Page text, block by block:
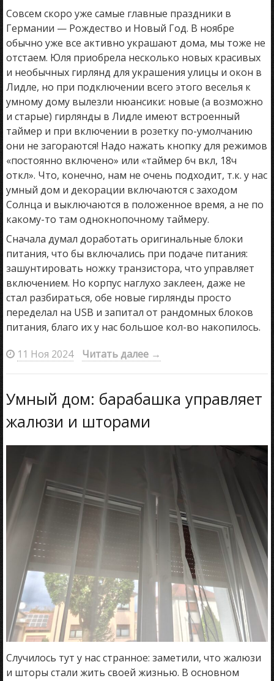
Совсем скоро уже самые главные праздники в
Германии — Рождество и Новый Год. В ноябре
обычно уже все активно украшают дома, мы тоже не
отстаем. Юля приобрела несколько новых красивых
и необычных гирлянд для украшения улицы и окон в
Лидле, но при подключении всего этого веселья к
умному дому вылезли нюансики: новые (а возможно
и старые) гирлянды в Лидле имеют встроенный
таймер и при включении в розетку по-умолчанию
они не загораются! Надо нажать кнопку для режимов
«постоянно включено» или «таймер 6ч вкл, 18ч
откл». Что, конечно, нам не очень подходит, т.к. у нас
умный дом и декорации включаются с заходом
Солнца и выключаются в положенное время, а не по
какому-то там однокнопочному таймеру.
Сначала думал доработать оригинальные блоки
питания, что бы включались при подаче питания:
зашунтировать ножку транзистора, что управляет
включением. Но корпус наглухо заклеен, даже не
стал разбираться, обе новые гирлянды просто
переделал на USB и запитал от рандомных блоков
питания, благо их у нас большое кол-во накопилось.
11 Ноя 2024
Читать далее →
Умный дом: барабашка управляет
жалюзи и шторами
Случилось тут у нас странное: заметили, что жалюзи
и шторы стали жить своей жизнью. В основном